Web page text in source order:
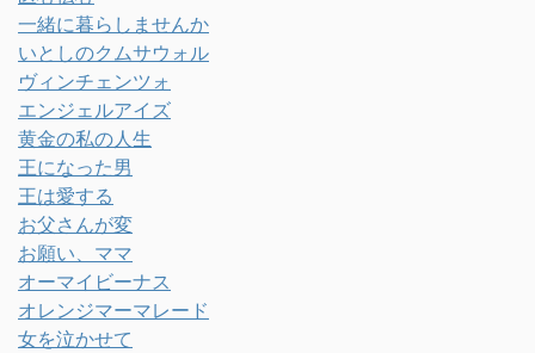
一緒に暮らしませんか
いとしのクムサウォル
ヴィンチェンツォ
エンジェルアイズ
黄金の私の人生
王になった男
王は愛する
お父さんが変
お願い、ママ
オーマイビーナス
オレンジマーマレード
女を泣かせて